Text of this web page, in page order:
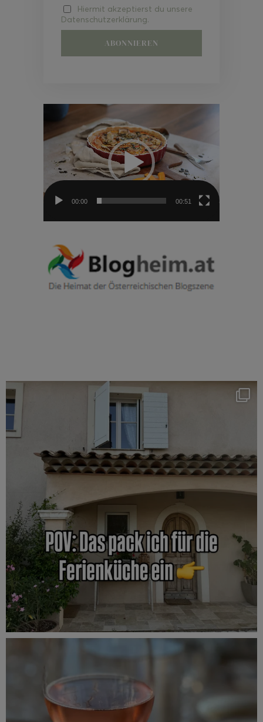
Hiermit akzeptierst du unsere
Datenschutzerklärung.
Video-
00:00 00:51